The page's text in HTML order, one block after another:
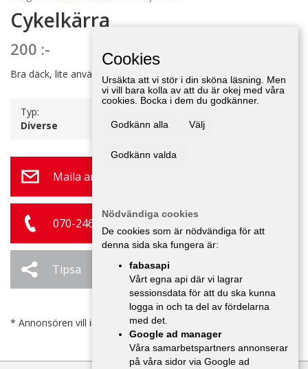
Cykelkärra
200 :-
Bra däck, lite använd.
Typ:
Diverse
Maila annonsör
070-246 52 24
Tipsa
* Annonsören vill inte bli kontaktad av försäljare.
Cookies
Ursäkta att vi stör i din sköna läsning. Men
vi vill bara kolla av att du är okej med våra
cookies. Bocka i dem du godkänner.
Godkänn alla Välj
Godkänn valda
Nödvändiga cookies
De cookies som är nödvändiga för att
denna sida ska fungera är:
fabasapi
Vårt egna api där vi lagrar
sessionsdata för att du ska kunna
logga in och ta del av fördelarna
med det.
Google ad manager
Våra samarbetspartners annonserar
på våra sidor via Google ad